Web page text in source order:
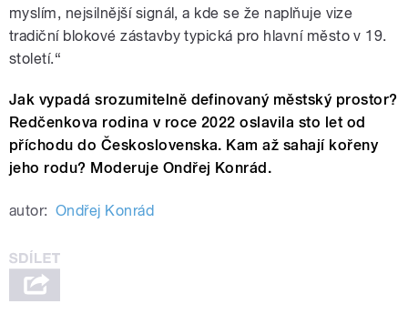
myslím, nejsilnější signál, a kde se že naplňuje vize
tradiční blokové zástavby typická pro hlavní město v 19.
století.“
Jak vypadá srozumitelně definovaný městský prostor?
Redčenkova rodina v roce 2022 oslavila sto let od
příchodu do Československa. Kam až sahají kořeny
jeho rodu? Moderuje Ondřej Konrád.
autor: Ondřej Konrád